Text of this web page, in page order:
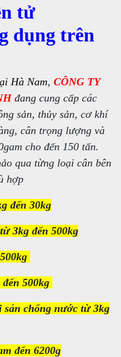
tử
dụng trên
Hà Nam, CÔNG TY
đang cung cấp các
sản, thủy sản, cơ khí
cân trọng lượng và
cho đến 150 tấn.
qua từng loại cân bên
hợp
đến 30kg
3kg đến 500kg
500kg
sản chống nước từ 3kg
đến 6200g